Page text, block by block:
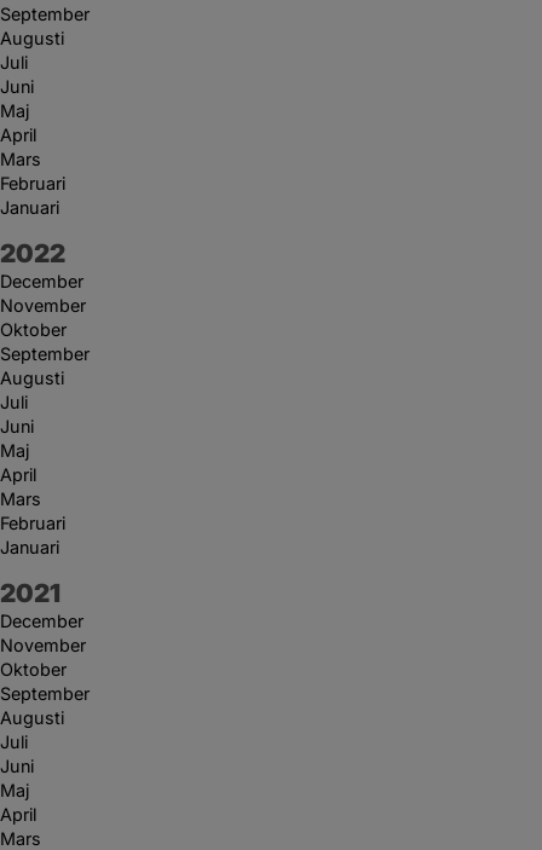
September
Augusti
Juli
Juni
Maj
April
Mars
Februari
Januari
År:
2022
December
November
Oktober
September
Augusti
Juli
Juni
Maj
April
Mars
Februari
Januari
År:
2021
December
November
Oktober
September
Augusti
Juli
Juni
Maj
April
Mars